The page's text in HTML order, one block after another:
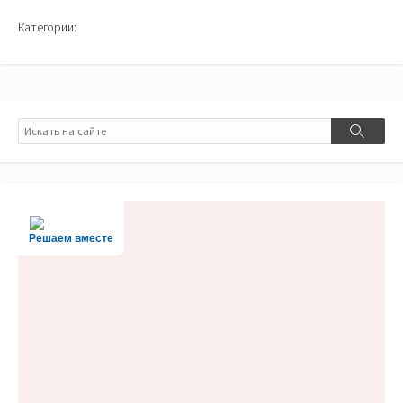
Категории:
Поиск
Поиск
Решаем вместе